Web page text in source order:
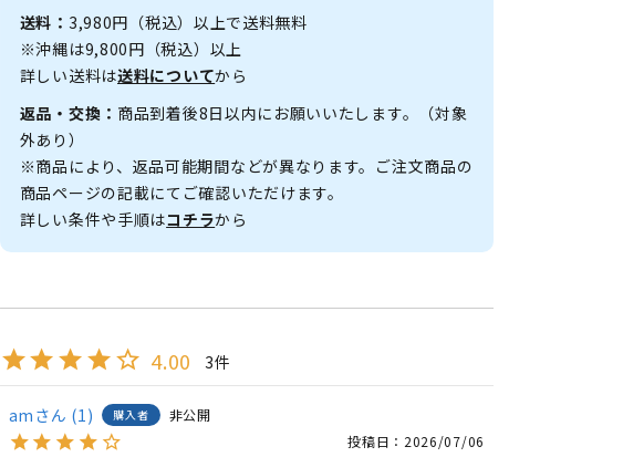
送料： 3,980円（税込）以上で送料無料
※沖縄は9,800円（税込）以上
詳しい送料は送料についてから
返品・交換： 商品到着後8日以内にお願いいたします。（対象
外あり）
※商品により、返品可能期間などが異なります。ご注文商品の
商品ページの記載にてご確認いただけます。
詳しい条件や手順はコチラから
4.00 3
am 1 購入者
非公開
投稿日
2026/07/06